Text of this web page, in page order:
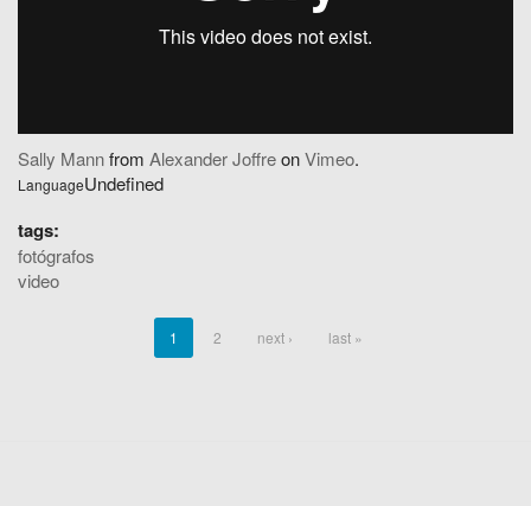
Sally Mannfrom Alexander JoffreonVimeo.
LanguageUndefined
tags:
fotógrafos
video
1 2 next › last »